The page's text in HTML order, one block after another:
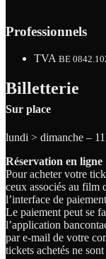
Professionnels
TVA BE
Billetterie
Sur place
lundi > dimanche –
Réservation en ligne
Pour acheter votre
ceux associés au film
l’interface de
Le paiement peut se
l’application
par e-mail de votre
tickets achetés ne